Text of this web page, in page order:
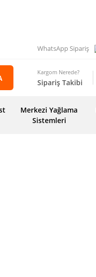
WhatsApp Sipariş
Kargom Nerede?
Sipariş Takibi
Merkezi Yağlama
Sistemleri